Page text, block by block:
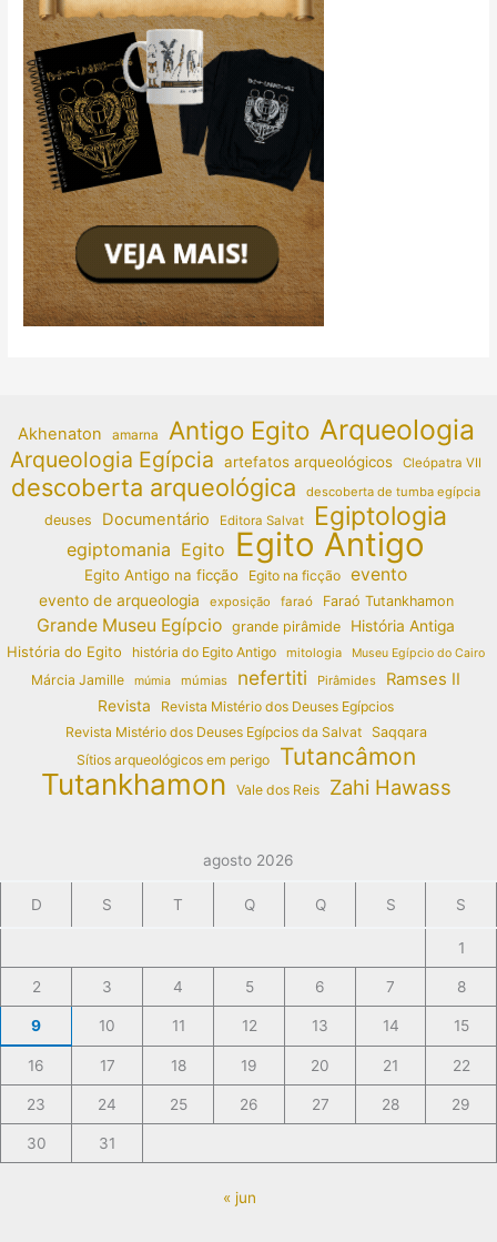
Akhenaton amarna Antigo Egito Arqueologia
Arqueologia Egípcia artefatos arqueológicos Cleópatra VII
descoberta arqueológica descoberta de tumba egípcia
deuses Documentário Editora Salvat Egiptologia
egiptomania Egito Egito Antigo
Egito Antigo na ficção Egito na ficção evento
evento de arqueologia exposição faraó Faraó Tutankhamon
Grande Museu Egípcio grande pirâmide
História Antiga
História do Egito
história do Egito Antigo mitologia Museu Egípcio do Cairo
Márcia Jamille múmia múmias nefertiti Pirâmides Ramses II
Revista
Revista Mistério dos Deuses Egípcios
Revista Mistério dos Deuses Egípcios da Salvat
Saqqara
Sítios arqueológicos em perigo
Tutancâmon
Tutankhamon Vale dos Reis Zahi Hawass
agosto 2026
D S T Q Q S S
1
2 3 4 5 6 7 8
9 10 11 12 13 14 15
16 17 18 19 20 21 22
23 24 25 26 27 28 29
30 31
« jun